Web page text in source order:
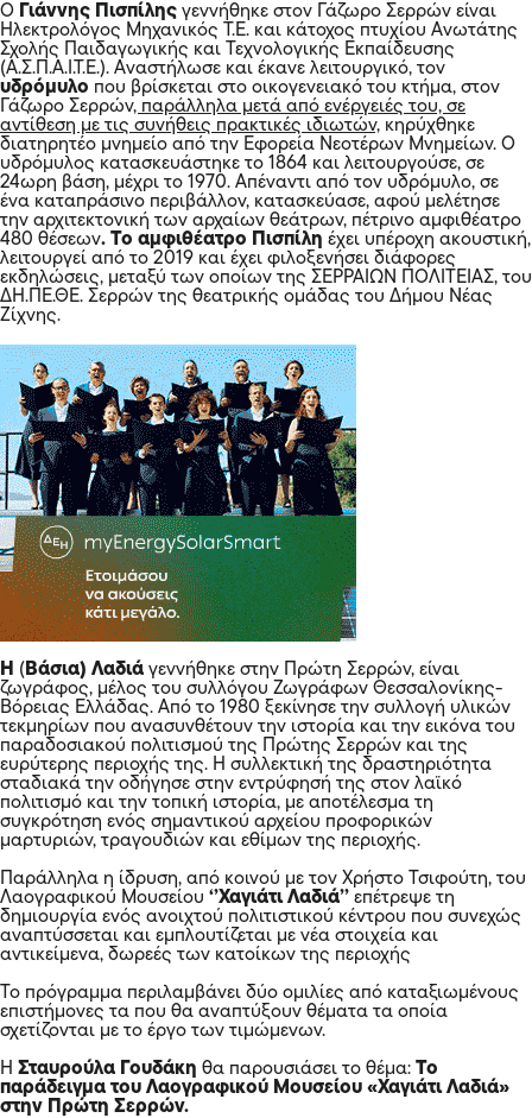
Ο Γιάννης Πισπίλης γεννήθηκε στον Γάζωρο Σερρών είναι
Ηλεκτρολόγος Μηχανικός Τ.Ε. και κάτοχος πτυχίου Ανωτάτης
Σχολής Παιδαγωγικής και Τεχνολογικής Εκπαίδευσης
(A.Σ.Π.A.I.T.E.). Αναστήλωσε και έκανε λειτουργικό, τον
υδρόμυλο που βρίσκεται στο οικογενειακό του κτήμα, στον
Γάζωρο Σερρών, παράλληλα μετά από ενέργειές του, σε
αντίθεση με τις συνήθεις πρακτικές ιδιωτών, κηρύχθηκε
διατηρητέο μνημείο από την Εφορεία Νεοτέρων Μνημείων. Ο
υδρόμυλος κατασκευάστηκε το 1864 και λειτουργούσε, σε
24ωρη βάση, μέχρι το 1970. Απέναντι από τον υδρόμυλο, σε
ένα καταπράσινο περιβάλλον, κατασκεύασε, αφού μελέτησε
την αρχιτεκτονική των αρχαίων θεάτρων, πέτρινο αμφιθέατρο
480 θέσεων. Το αμφιθέατρο Πισπίλη έχει υπέροχη ακουστική,
λειτουργεί από το 2019 και έχει φιλοξενήσει διάφορες
εκδηλώσεις, μεταξύ των οποίων της ΣΕΡΡΑΙΩΝ ΠΟΛΙΤΕΙΑΣ, του
ΔΗ.ΠΕ.ΘΕ. Σερρών της θεατρικής ομάδας του Δήμου Νέας
Ζίχνης.
Η ( Βάσια) Λαδιά γεννήθηκε στην Πρώτη Σερρών, είναι
ζωγράφος, μέλος του συλλόγου Ζωγράφων Θεσσαλονίκης-
Βόρειας Ελλάδας. Από το 1980 ξεκίνησε την συλλογή υλικών
τεκμηρίων που ανασυνθέτουν την ιστορία και την εικόνα του
παραδοσιακού πολιτισμού της Πρώτης Σερρών και της
ευρύτερης περιοχής της. Η συλλεκτική της δραστηριότητα
σταδιακά την οδήγησε στην εντρύφησή της στον λαϊκό
πολιτισμό και την τοπική ιστορία, με αποτέλεσμα τη
συγκρότηση ενός σημαντικού αρχείου προφορικών
μαρτυριών, τραγουδιών και εθίμων της περιοχής.
Παράλληλα η ίδρυση, από κοινού με τον Χρήστο Τσιφούτη, του
Λαογραφικού Μουσείου ‘’Χαγιάτι Λαδιά’’ επέτρεψε τη
δημιουργία ενός ανοιχτού πολιτιστικού κέντρου που συνεχώς
αναπτύσσεται και εμπλουτίζεται με νέα στοιχεία και
αντικείμενα, δωρεές των κατοίκων της περιοχής
Το πρόγραμμα περιλαμβάνει δύο ομιλίες από καταξιωμένους
επιστήμονες τα που θα αναπτύξουν θέματα τα οποία
σχετίζονται με το έργο των τιμώμενων.
Η Σταυρούλα Γουδάκη θα παρουσιάσει το θέμα: Το
παράδειγμα του Λαογραφικού Μουσείου «Χαγιάτι Λαδιά»
στην Πρώτη Σερρών.